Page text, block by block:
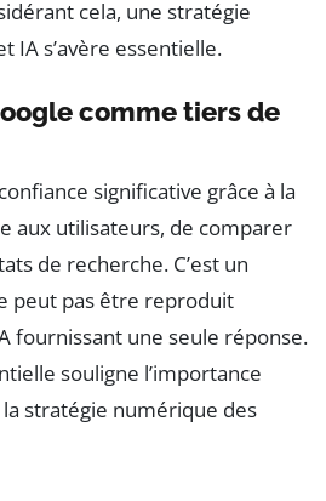
cela, une stratégie
IA s’avère essentielle.
comme tiers de
significative grâce à la
aux utilisateurs, de comparer
de recherche. C’est un
peut pas être reproduit
fournissant une seule réponse.
souligne l’importance
la stratégie numérique des